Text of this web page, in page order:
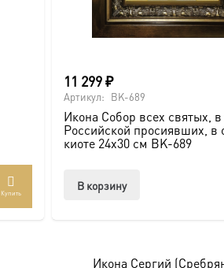
и солидном обрамлении.
нашу группу ВКонтакте: https://
придающее образу особую
Купить
11 299₽
Артикул: BK-689
Икона Собор всех святых,
Российской просиявших, в
киоте 24х30 см BK-689
В корзину
Икона Сергий